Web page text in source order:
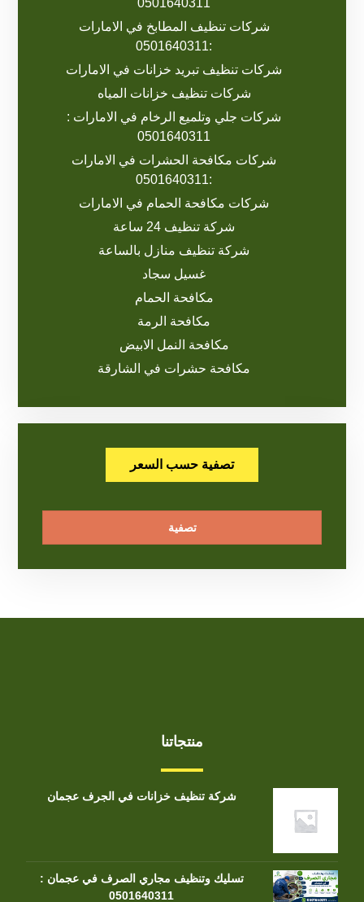
شركات تنظيف المطابخ في الامارات
:0501640311
شركات تنظيف تبريد خزانات في الامارات
شركات تنظيف خزانات المياه
شركات جلي وتلميع الرخام في الامارات :
0501640311
شركات مكافحة الحشرات في الامارات
:0501640311
شركات مكافحة الحمام في الامارات
شركة تنظيف 24 ساعة
شركة تنظيف منازل بالساعة
غسيل سجاد
مكافحة الحمام
مكافحة الرمة
مكافحة النمل الابيض
مكافحة حشرات في الشارقة
تصفية حسب السعر
تصفية
منتجاتنا
شركة تنظيف خزانات في الجرف عجمان
تسليك وتنظيف مجاري الصرف في عجمان :
0501640311